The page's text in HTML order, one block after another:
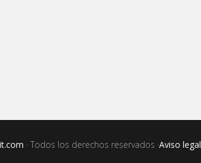
· Todos los derechos reservados ·Aviso legal